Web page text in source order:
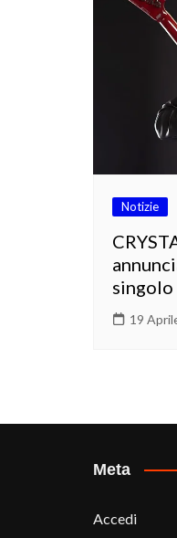
Notizie
singolo
19
Meta
Accedi